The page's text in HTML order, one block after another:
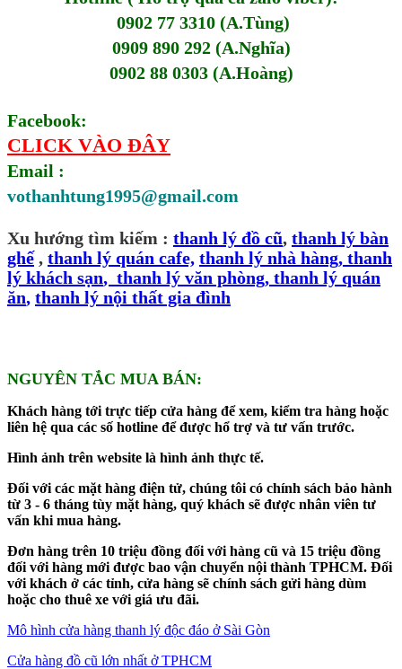
0902 77 3310 (A.Tùng)
0909 890 292 (A.Nghĩa)
0902 88 0303 (A.Hoàng)
Facebook:
CLICK VÀO ĐÂY
Email :
vothanhtung1995@gmail.com
Xu hướng tìm kiếm : thanh lý đồ cũ, thanh lý bàn
ghế , thanh lý quán cafe, thanh lý nhà hàng, thanh
lý khách sạn, thanh lý văn phòng, thanh lý quán
ăn, thanh lý nội thất gia đình
NGUYÊN TẮC MUA BÁN:
Khách hàng tới trực tiếp cửa hàng để xem, kiểm tra hàng hoặc
liên hệ qua các số hotline để được hổ trợ và tư vấn trước.
Hình ảnh trên website là hình ảnh thực tế.
Đối với các mặt hàng điện tử, chúng tôi có chính sách bảo hành
từ 3 - 6 tháng tùy mặt hàng, quý khách sẽ được nhân viên tư
vấn khi mua hàng.
Đơn hàng trên 10 triệu đồng đối với hàng cũ và 15 triệu đồng
đối với hàng mới được bao vận chuyển nội thành TPHCM. Đối
với khách ở các tỉnh, cửa hàng sẽ chính sách gửi hàng dùm
hoặc cho thuê xe với giá ưu đãi.
Mô hình cửa hàng thanh lý độc đáo ở Sài Gòn
Cửa hàng đồ cũ lớn nhất ở TPHCM